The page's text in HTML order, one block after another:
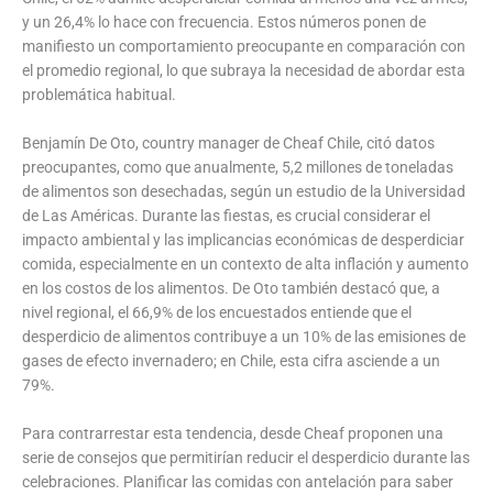
y un 26,4% lo hace con frecuencia. Estos números ponen de
manifiesto un comportamiento preocupante en comparación con
el promedio regional, lo que subraya la necesidad de abordar esta
problemática habitual.
Benjamín De Oto, country manager de Cheaf Chile, citó datos
preocupantes, como que anualmente, 5,2 millones de toneladas
de alimentos son desechadas, según un estudio de la Universidad
de Las Américas. Durante las fiestas, es crucial considerar el
impacto ambiental y las implicancias económicas de desperdiciar
comida, especialmente en un contexto de alta inflación y aumento
en los costos de los alimentos. De Oto también destacó que, a
nivel regional, el 66,9% de los encuestados entiende que el
desperdicio de alimentos contribuye a un 10% de las emisiones de
gases de efecto invernadero; en Chile, esta cifra asciende a un
79%.
Para contrarrestar esta tendencia, desde Cheaf proponen una
serie de consejos que permitirían reducir el desperdicio durante las
celebraciones. Planificar las comidas con antelación para saber